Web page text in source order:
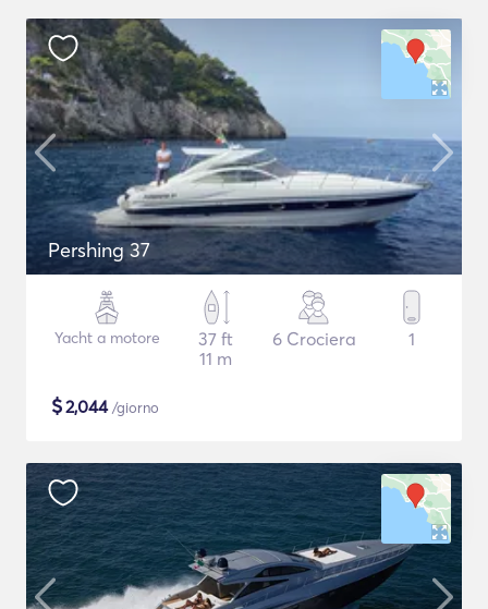
Pershing 37
Yacht a motore
37 ft
11 m
6 Crociera 1
$2,044/giorno